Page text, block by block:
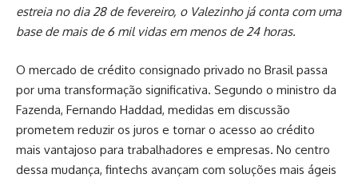
estreia no dia 28 de fevereiro, o Valezinho já conta com uma
base de mais de 6 mil vidas em menos de 24 horas.
O mercado de crédito consignado privado no Brasil passa
por uma transformação significativa. Segundo o ministro da
Fazenda, Fernando Haddad, medidas em discussão
prometem reduzir os juros e tornar o acesso ao crédito
mais vantajoso para trabalhadores e empresas. No centro
dessa mudança, fintechs avançam com soluções mais ágeis